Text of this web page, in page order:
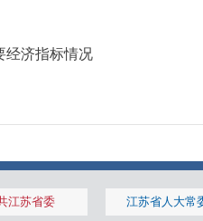
经济指标情况
江苏省委 江苏省人大常